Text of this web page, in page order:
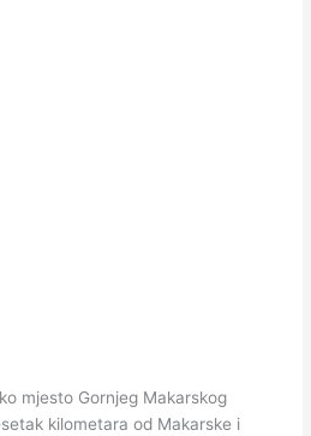
mjesto Gornjeg Makarskog
kilometara od Makarske i